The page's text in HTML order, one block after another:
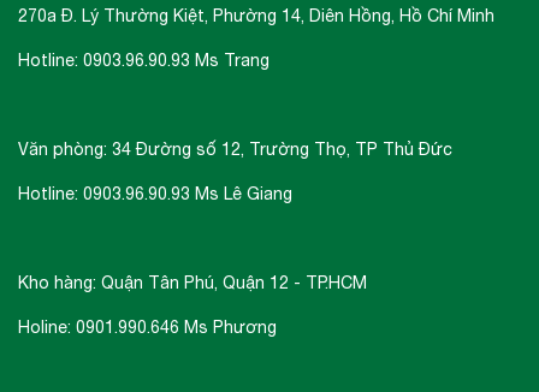
270a Đ. Lý Thường Kiệt, Phường 14, Diên Hồng, Hồ Chí Minh
Hotline: 0903.96.90.93 Ms Trang
Văn phòng: 34 Đường số 12, Trường Thọ, TP Thủ Đức
Hotline: 0903.96.90.93 Ms Lê Giang
Kho hàng: Quận Tân Phú, Quận 12 - TP.HCM
Holine: 0901.990.646 Ms Phương